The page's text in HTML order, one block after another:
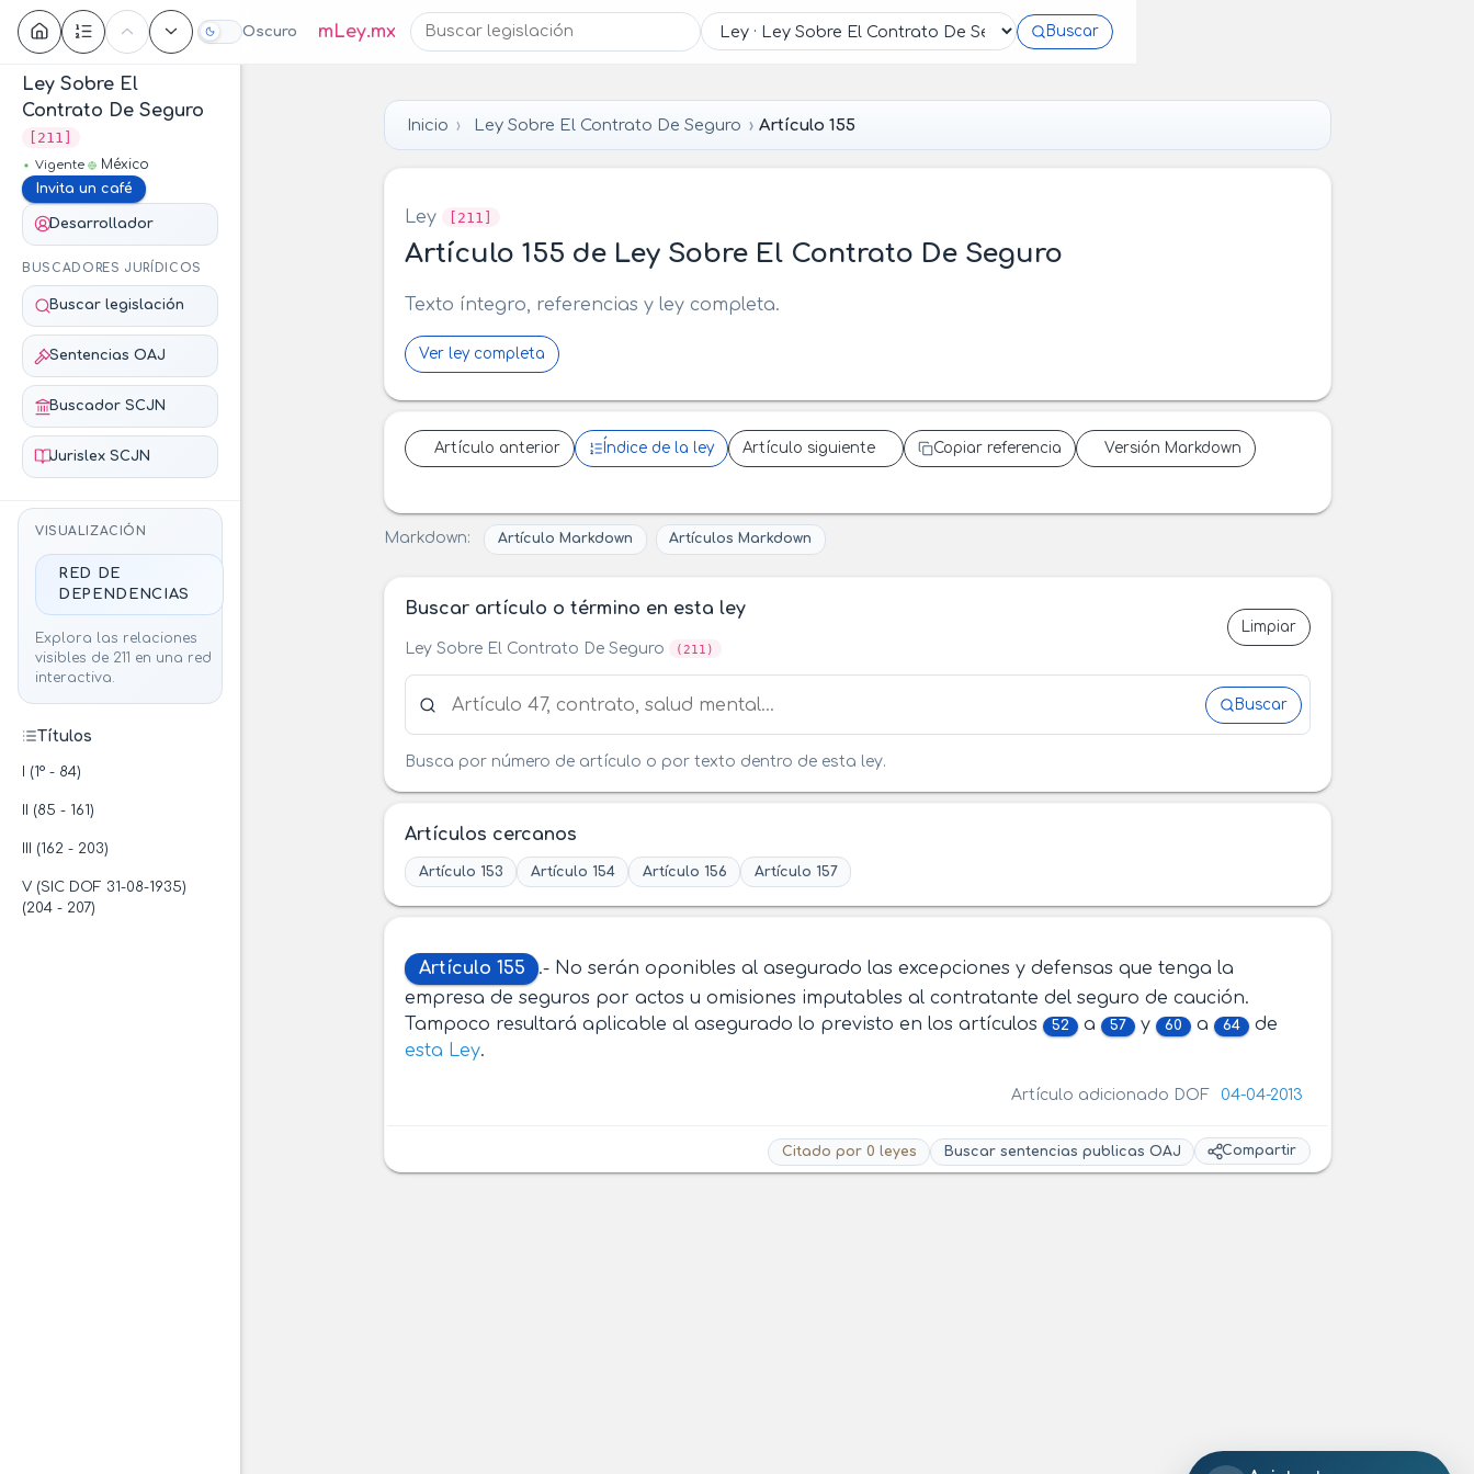
Oscuro mLey.mx Buscar
Contenido
Ley Sobre El
Contrato De Seguro
[211]
Vigente
México
Invita un café
Desarrollador
BUSCADORES JURÍDICOS
Buscar legislación
Sentencias OAJ
Buscador SCJN
Jurislex SCJN
VISUALIZACIÓN
RED DE
DEPENDENCIAS
Explora las relaciones
visibles de 211 en una red
interactiva.
Títulos
I (1° - 84)
II (85 - 161)
III (162 - 203)
V (SIC DOF 31-08-1935)
(204 - 207)
Inicio Ley Sobre El Contrato De Seguro Artículo 155
Ley [211]
Artículo 155 de Ley Sobre El Contrato De Seguro
Texto íntegro, referencias y ley completa.
Ver ley completa
Artículo anterior Índice de la ley Artículo siguiente Copiar referencia Versión Markdown
Markdown: Artículo Markdown Artículos Markdown
Buscar artículo o término en esta ley
Ley Sobre El Contrato De Seguro (211)
Limpiar
Buscar
Busca por número de artículo o por texto dentro de esta ley.
Artículos cercanos
Artículo 153 Artículo 154 Artículo 156 Artículo 157
Artículo 155
.- No serán oponibles al asegurado las excepciones y defensas que tenga la
empresa de seguros por actos u omisiones imputables al contratante del seguro de caución.
Tampoco resultará aplicable al asegurado lo previsto en los artículos 52 a 57 y 60 a 64
de
esta Ley.
Artículo adicionado DOF 04-04-2013
Citado por 0 leyes Buscar sentencias publicas OAJ Compartir